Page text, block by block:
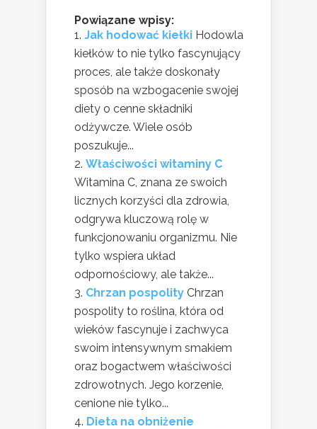
Powiązane wpisy:
Jak hodować kiełki Hodowla
kiełków to nie tylko fascynujący
proces, ale także doskonały
sposób na wzbogacenie swojej
diety o cenne składniki
odżywcze. Wiele osób
poszukuje...
Właściwości witaminy C
Witamina C, znana ze swoich
licznych korzyści dla zdrowia,
odgrywa kluczową rolę w
funkcjonowaniu organizmu. Nie
tylko wspiera układ
odpornościowy, ale także...
Chrzan pospolity Chrzan
pospolity to roślina, która od
wieków fascynuje i zachwyca
swoim intensywnym smakiem
oraz bogactwem właściwości
zdrowotnych. Jego korzenie,
cenione nie tylko...
Dieta na obniżenie